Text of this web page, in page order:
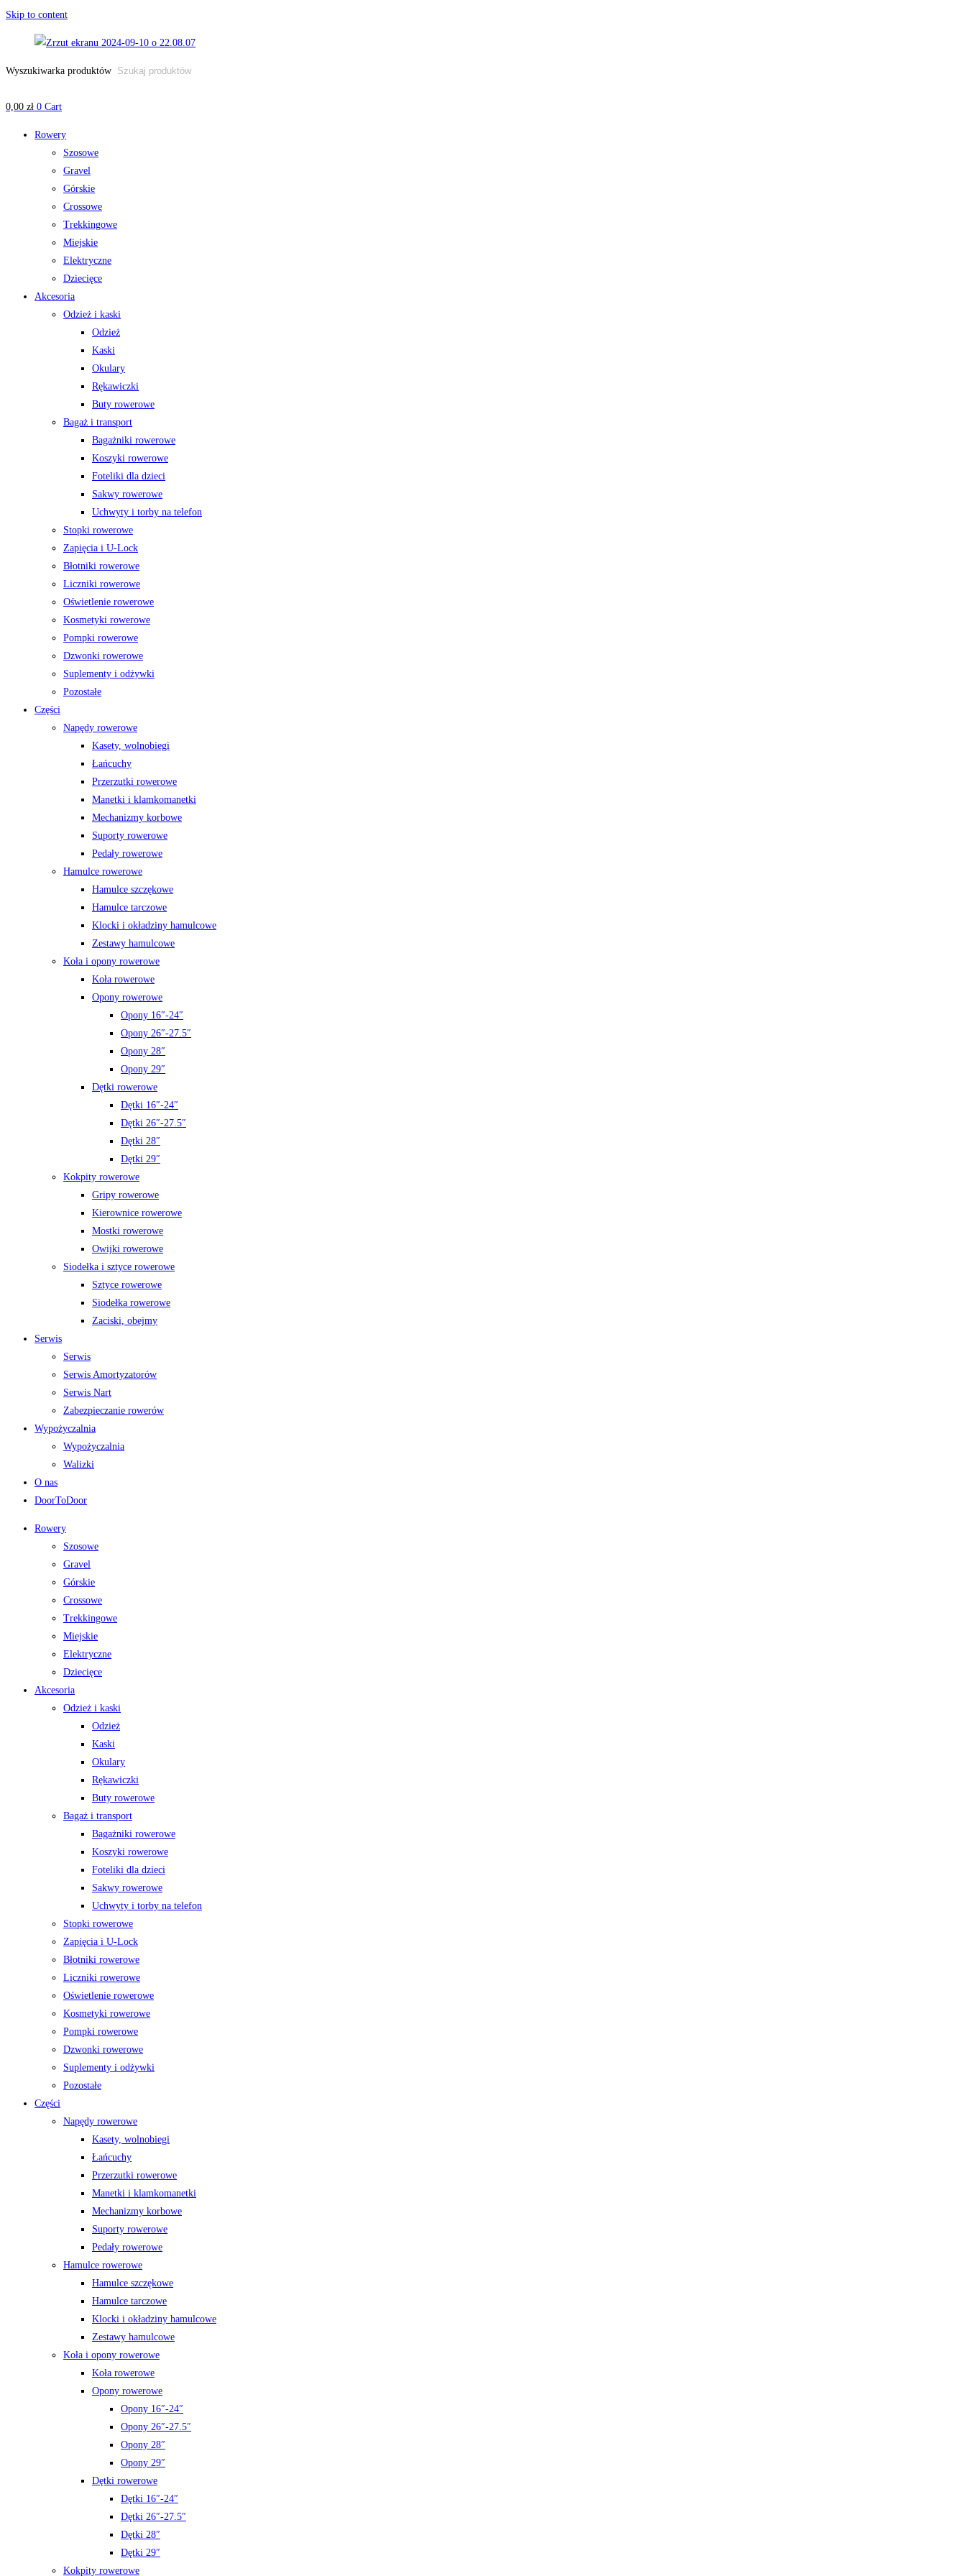
Skip to content
Wyszukiwarka produktów
0,00 zł 0 Cart
Rowery
Szosowe
Gravel
Górskie
Crossowe
Trekkingowe
Miejskie
Elektryczne
Dziecięce
Akcesoria
Odzież i kaski
Odzież
Kaski
Okulary
Rękawiczki
Buty rowerowe
Bagaż i transport
Bagażniki rowerowe
Koszyki rowerowe
Foteliki dla dzieci
Sakwy rowerowe
Uchwyty i torby na telefon
Stopki rowerowe
Zapięcia i U-Lock
Błotniki rowerowe
Liczniki rowerowe
Oświetlenie rowerowe
Kosmetyki rowerowe
Pompki rowerowe
Dzwonki rowerowe
Suplementy i odżywki
Pozostałe
Części
Napędy rowerowe
Kasety, wolnobiegi
Łańcuchy
Przerzutki rowerowe
Manetki i klamkomanetki
Mechanizmy korbowe
Suporty rowerowe
Pedały rowerowe
Hamulce rowerowe
Hamulce szczękowe
Hamulce tarczowe
Klocki i okładziny hamulcowe
Zestawy hamulcowe
Koła i opony rowerowe
Koła rowerowe
Opony rowerowe
Opony 16″-24″
Opony 26″-27.5″
Opony 28″
Opony 29″
Dętki rowerowe
Dętki 16″-24″
Dętki 26″-27.5″
Dętki 28″
Dętki 29″
Kokpity rowerowe
Gripy rowerowe
Kierownice rowerowe
Mostki rowerowe
Owijki rowerowe
Siodełka i sztyce rowerowe
Sztyce rowerowe
Siodełka rowerowe
Zaciski, obejmy
Serwis
Serwis
Serwis Amortyzatorów
Serwis Nart
Zabezpieczanie rowerów
Wypożyczalnia
Wypożyczalnia
Walizki
O nas
DoorToDoor
Rowery
Szosowe
Gravel
Górskie
Crossowe
Trekkingowe
Miejskie
Elektryczne
Dziecięce
Akcesoria
Odzież i kaski
Odzież
Kaski
Okulary
Rękawiczki
Buty rowerowe
Bagaż i transport
Bagażniki rowerowe
Koszyki rowerowe
Foteliki dla dzieci
Sakwy rowerowe
Uchwyty i torby na telefon
Stopki rowerowe
Zapięcia i U-Lock
Błotniki rowerowe
Liczniki rowerowe
Oświetlenie rowerowe
Kosmetyki rowerowe
Pompki rowerowe
Dzwonki rowerowe
Suplementy i odżywki
Pozostałe
Części
Napędy rowerowe
Kasety, wolnobiegi
Łańcuchy
Przerzutki rowerowe
Manetki i klamkomanetki
Mechanizmy korbowe
Suporty rowerowe
Pedały rowerowe
Hamulce rowerowe
Hamulce szczękowe
Hamulce tarczowe
Klocki i okładziny hamulcowe
Zestawy hamulcowe
Koła i opony rowerowe
Koła rowerowe
Opony rowerowe
Opony 16″-24″
Opony 26″-27.5″
Opony 28″
Opony 29″
Dętki rowerowe
Dętki 16″-24″
Dętki 26″-27.5″
Dętki 28″
Dętki 29″
Kokpity rowerowe